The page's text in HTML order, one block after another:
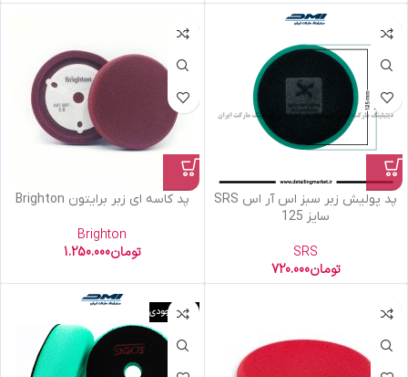
پد پولیش زبر سبز اس آر اس SRS
سایز 125
SRS
تومان720.000
پد کاسه ای زبر برایتون Brighton
Brighton
تومان1.250.000
اتمام موجودی